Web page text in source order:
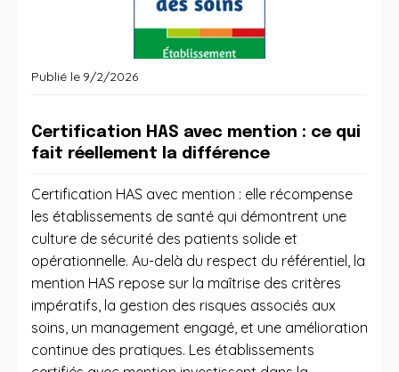
Publié le 9/2/2026
Certification HAS avec mention : ce qui
fait réellement la différence
Certification HAS avec mention : elle récompense
les établissements de santé qui démontrent une
culture de sécurité des patients solide et
opérationnelle. Au-delà du respect du référentiel, la
mention HAS repose sur la maîtrise des critères
impératifs, la gestion des risques associés aux
soins, un management engagé, et une amélioration
continue des pratiques. Les établissements